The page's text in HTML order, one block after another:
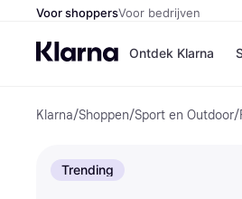
Voor shoppersVoor bedrijven
Ontdek Klarna
Klarna/Shoppen/Sport en Outdoor/
Trending